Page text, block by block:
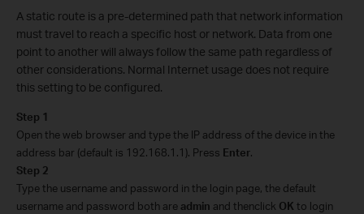
A static route is a pre-determined path that network information
must travel to reach a specific host or network. Data from one
point to another will always follow the same path regardless of
other considerations. Normal Internet usage does not require
this setting to be configured.
Step 1
Open the web browser and type the IP address of the device in the
address bar (default is 192.168.1.1). Press Enter.
Step 2
Type the username and password in the login page, the default
username and password both are admin and thenclick OK to login